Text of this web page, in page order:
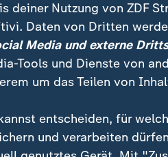
Einschränkungen für
ab Sonntag
so
deiner Nutzung von ZDF
Daten von Dritten
Media und externe
Tools und Dienste von
um das Teilen von
entscheiden, für
und verarbeiten